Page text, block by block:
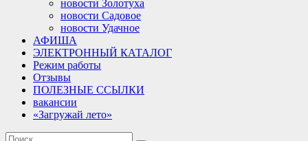
новости Золотуха
новости Садовое
новости Удачное
АФИША
ЭЛЕКТРОННЫЙ КАТАЛОГ
Режим работы
Отзывы
ПОЛЕЗНЫЕ ССЫЛКИ
вакансии
«Загружай лето»